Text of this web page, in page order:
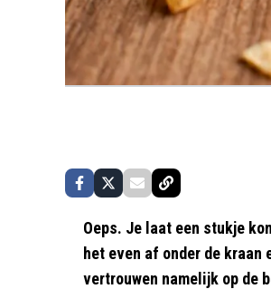
Oeps. Je laat een stukje
het even af onder de kraan
vertrouwen namelijk op de